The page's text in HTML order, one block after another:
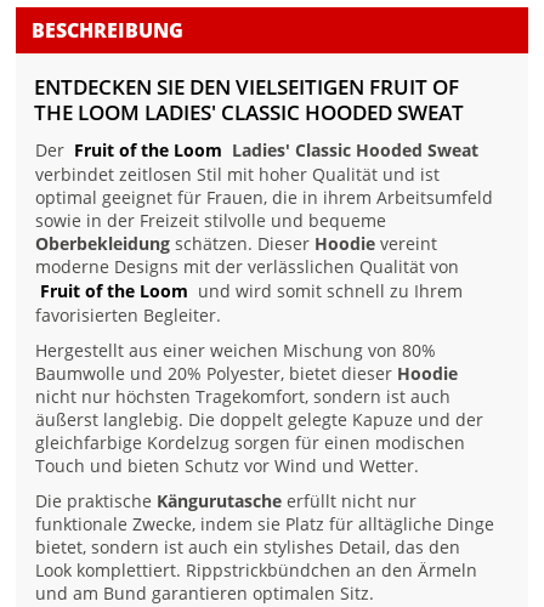
BESCHREIBUNG
ENTDECKEN SIE DEN VIELSEITIGEN FRUIT OF
THE LOOM LADIES' CLASSIC HOODED SWEAT
Der Fruit of the Loom Ladies' Classic Hooded Sweat
verbindet zeitlosen Stil mit hoher Qualität und ist
optimal geeignet für Frauen, die in ihrem Arbeitsumfeld
sowie in der Freizeit stilvolle und bequeme
Oberbekleidung schätzen. Dieser Hoodie vereint
moderne Designs mit der verlässlichen Qualität von
Fruit of the Loom und wird somit schnell zu Ihrem
favorisierten Begleiter.
Hergestellt aus einer weichen Mischung von 80%
Baumwolle und 20% Polyester, bietet dieser Hoodie
nicht nur höchsten Tragekomfort, sondern ist auch
äußerst langlebig. Die doppelt gelegte Kapuze und der
gleichfarbige Kordelzug sorgen für einen modischen
Touch und bieten Schutz vor Wind und Wetter.
Die praktische Kängurutasche erfüllt nicht nur
funktionale Zwecke, indem sie Platz für alltägliche Dinge
bietet, sondern ist auch ein stylishes Detail, das den
Look komplettiert. Rippstrickbündchen an den Ärmeln
und am Bund garantieren optimalen Sitz.